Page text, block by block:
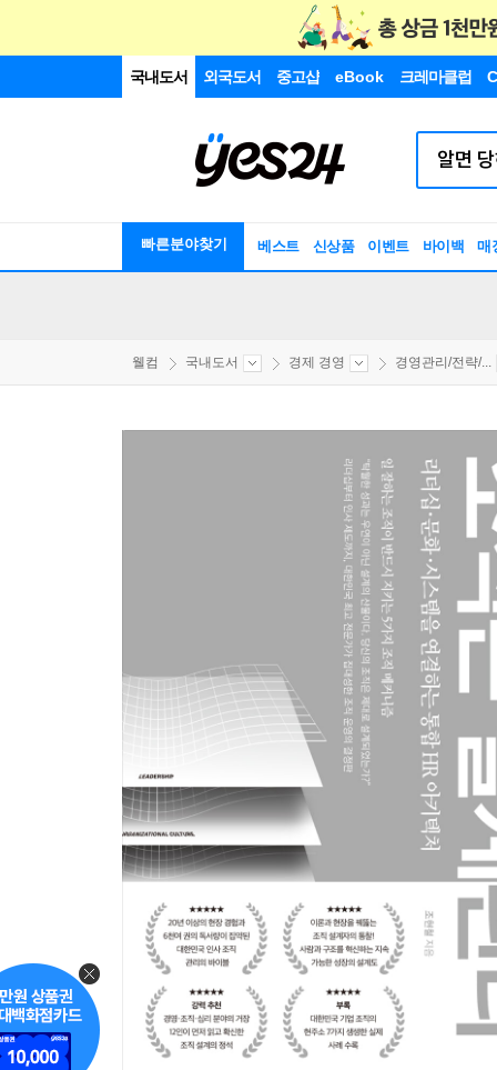
국내도서 외국도서 중고샵 eBook 크레마클럽
빠른분야찾기 베스트 신상품 이벤트 바이백 매
웰컴 국내도서 경제 경영 경영관리/전략/...